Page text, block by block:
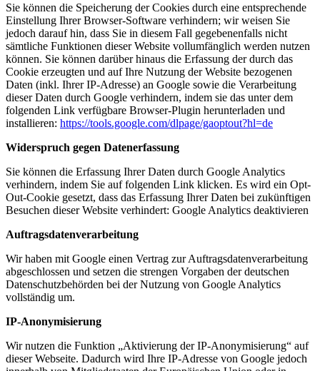
Sie können die Speicherung der Cookies durch eine entsprechende
Einstellung Ihrer Browser-Software verhindern; wir weisen Sie
jedoch darauf hin, dass Sie in diesem Fall gegebenenfalls nicht
sämtliche Funktionen dieser Website vollumfänglich werden nutzen
können. Sie können darüber hinaus die Erfassung der durch das
Cookie erzeugten und auf Ihre Nutzung der Website bezogenen
Daten (inkl. Ihrer IP-Adresse) an Google sowie die Verarbeitung
dieser Daten durch Google verhindern, indem sie das unter dem
folgenden Link verfügbare Browser-Plugin herunterladen und
installieren: https://tools.google.com/dlpage/gaoptout?hl=de
Widerspruch gegen Datenerfassung
Sie können die Erfassung Ihrer Daten durch Google Analytics
verhindern, indem Sie auf folgenden Link klicken. Es wird ein Opt-
Out-Cookie gesetzt, dass das Erfassung Ihrer Daten bei zukünftigen
Besuchen dieser Website verhindert: Google Analytics deaktivieren
Auftragsdatenverarbeitung
Wir haben mit Google einen Vertrag zur Auftragsdatenverarbeitung
abgeschlossen und setzen die strengen Vorgaben der deutschen
Datenschutzbehörden bei der Nutzung von Google Analytics
vollständig um.
IP-Anonymisierung
Wir nutzen die Funktion „Aktivierung der IP-Anonymisierung“ auf
dieser Webseite. Dadurch wird Ihre IP-Adresse von Google jedoch